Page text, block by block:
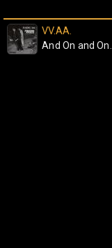
VV.AA.
And On and On...